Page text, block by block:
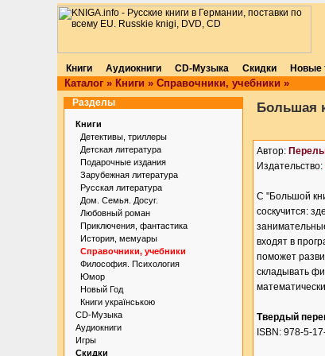
Книги Аудиокниги CD-Музыка Скидки Новые
Каталог » Книги » Справочники, учебники »
Разделы
Книги
Детективы, триллеры
Детская литература
Подарочные издания
Зарубежная литература
Русская литература
Дом. Семья. Досуг.
Любовный роман
Приключения, фантастика
История, мемуары
Справочники, учебники
Философия. Психология
Юмор
Новый Год
Книги українською
CD-Музыка
Аудиокниги
Игры
Скидки
Большая
Автор:
Издательство:
С "Большой
соскучится:
входят в
поможет
складывать
Твердый
ISBN: 978-5-